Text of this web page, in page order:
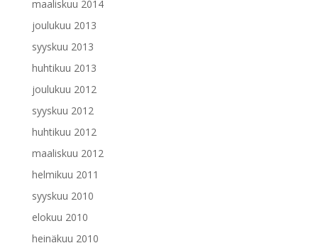
maaliskuu 2014
joulukuu 2013
syyskuu 2013
huhtikuu 2013
joulukuu 2012
syyskuu 2012
huhtikuu 2012
maaliskuu 2012
helmikuu 2011
syyskuu 2010
elokuu 2010
heinäkuu 2010